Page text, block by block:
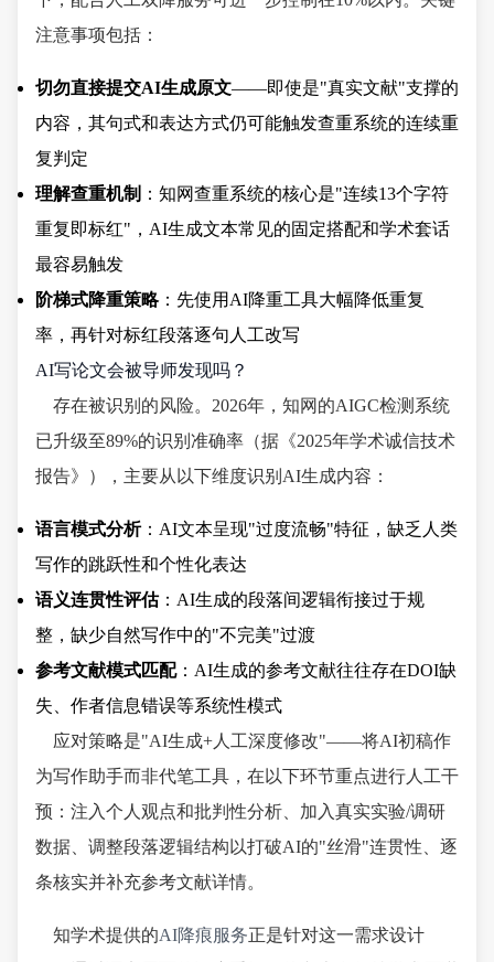
注意事项包括：
切勿直接提交AI生成原文——即使是"真实文献"支撑的
内容，其句式和表达方式仍可能触发查重系统的连续重
复判定
理解查重机制 ：知网查重系统的核心是"连续13个字符
重复即标红"，AI生成文本常见的固定搭配和学术套话
最容易触发
阶梯式降重策略：先使用AI降重工具大幅降低重复
率，再针对标红段落逐句人工改写
AI写论文会被导师发现吗？
存在被识别的风险。2026年，知网的AIGC检测系统
已升级至89%的识别准确率（据《2025年学术诚信技术
报告》），主要从以下维度识别AI生成内容：
语言模式分析：AI文本呈现"过度流畅"特征，缺乏人类
写作的跳跃性和个性化表达
语义连贯性评估：AI生成的段落间逻辑衔接过于规
整，缺少自然写作中的"不完美"过渡
参考文献模式匹配：AI生成的参考文献往往存在DOI缺
失、作者信息错误等系统性模式
应对策略是"AI生成+人工深度修改"——将AI初稿作
为写作助手而非代笔工具，在以下环节重点进行人工干
预：注入个人观点和批判性分析、加入真实实验/调研
数据、调整段落逻辑结构以打破AI的"丝滑"连贯性、逐
条核实并补充参考文献详情。
知学术提供的AI降痕服务正是针对这一需求设计